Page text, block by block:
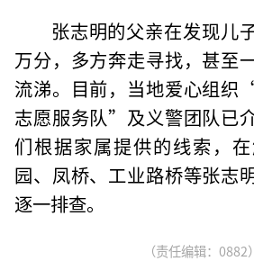
张志明的父亲在发现儿
万分，多方奔走寻找，甚至
流涕。目前，当地爱心组织
志愿服务队”及义警团队已
们根据家属提供的线索，
园、凤桥、工业路桥等张志
逐一排查。
（责任编辑：0882）